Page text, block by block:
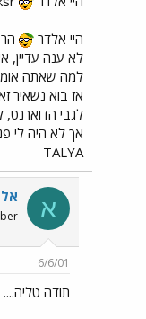
היי אלדר
לא ענה עדיין,
למה שאתה
אז בוא נשאיר
לגבי
אך לא היה לי
TALYA
א
6/6/01
תודה טליה....